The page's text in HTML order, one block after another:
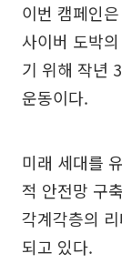
이번 캠페인
사이버 도박
기 위해 작년
운동이다.
미래 세대를
적 안전망 구
각계각층의
되고 있다.